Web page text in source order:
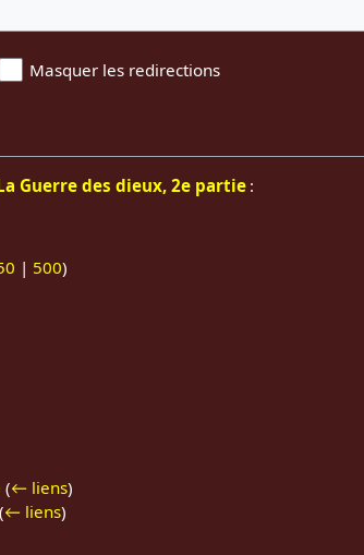
Masquer les redirections
Guerre des dieux, 2e partie :
| 500)
(← liens)
(← liens)